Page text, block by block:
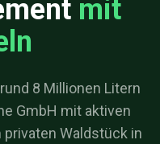
mit
8 Millionen Litern
GmbH mit aktiven
Waldstück in